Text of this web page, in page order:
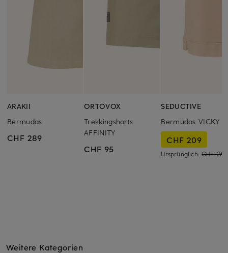
ARAKII
Bermudas
CHF 289
ORTOVOX
Trekkingshorts
AFFINITY
CHF 95
SEDUCTIVE
Bermudas VICKY
CHF 209
Ursprünglich:CHF 269
Weitere Kategorien